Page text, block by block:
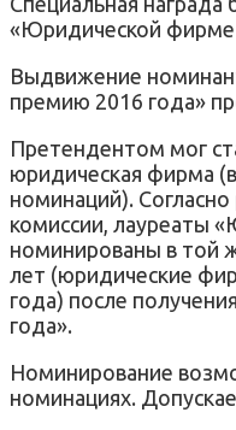
«Юридической фирме
Выдвижение
премию 2016 года»
Претендентом мог
юридическая фирма
номинаций).
комиссии, лауреаты
номинированы в той
лет (юридические
года) после
года».
Номинирование
номинациях.